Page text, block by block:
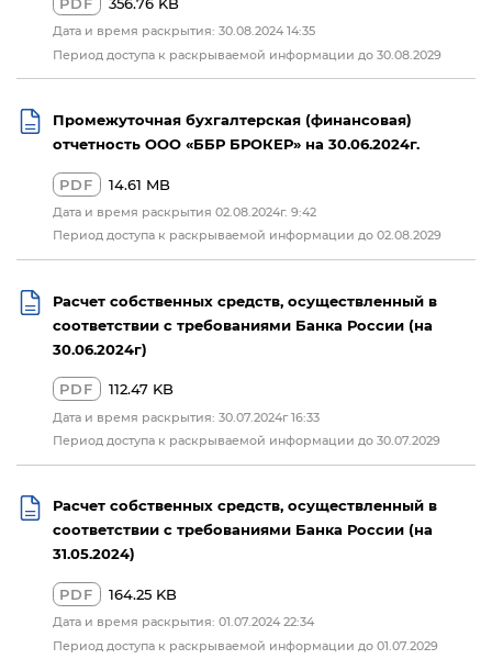
Дата и время раскрытия: 30.08.2024 14:35
Период доступа к раскрываемой информации до 30.08.2029
Промежуточная бухгалтерская (финансовая)
отчетность ООО «ББР БРОКЕР» на 30.06.2024г.
PDF 14.61 MB
Дата и время раскрытия 02.08.2024г. 9:42
Период доступа к раскрываемой информации до 02.08.2029
Расчет собственных средств, осуществленный в
соответствии с требованиями Банка России (на
30.06.2024г)
PDF 112.47 KB
Дата и время раскрытия: 30.07.2024г 16:33
Период доступа к раскрываемой информации до 30.07.2029
Расчет собственных средств, осуществленный в
соответствии с требованиями Банка России (на
31.05.2024)
PDF 164.25 KB
Дата и время раскрытия: 01.07.2024 22:34
Период доступа к раскрываемой информации до 01.07.2029